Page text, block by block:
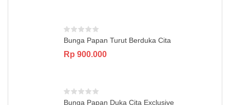
Bunga Papan Turut Berduka Cita
Rp 900.000
Bunga Papan Duka Cita Exclusive